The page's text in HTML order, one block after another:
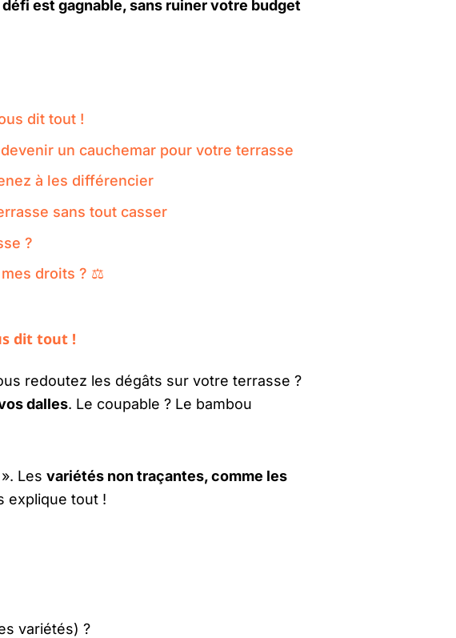
défi est gagnable, sans ruiner votre budget
dit tout !
un cauchemar pour votre terrasse
à les différencier
sans tout casser
?
droits ? ⚖️
dit tout !
redoutez les dégâts sur votre terrasse ?
dalles. Le coupable ? Le bambou
Les variétés non traçantes, comme les
explique tout !
variétés) ?